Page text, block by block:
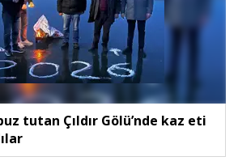
tutan Çıldır Gölü’nde kaz eti